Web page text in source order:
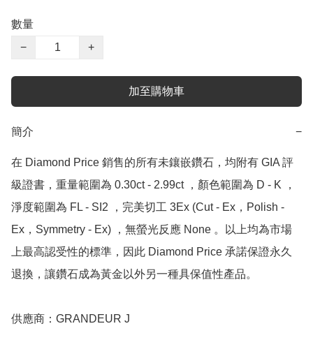
數量
−
+
加至購物車
簡介 −
在 Diamond Price 銷售的所有未鑲嵌鑽石，均附有 GIA 評
級證書，重量範圍為 0.30ct - 2.99ct ，顏色範圍為 D - K ，
淨度範圍為 FL - SI2 ，完美切工 3Ex (Cut - Ex，Polish -
Ex，Symmetry - Ex) ，無螢光反應 None 。以上均為市場
上最高認受性的標準，因此 Diamond Price 承諾保證永久
退換，讓鑽石成為黃金以外另一種具保值性產品。
供應商：GRANDEUR J